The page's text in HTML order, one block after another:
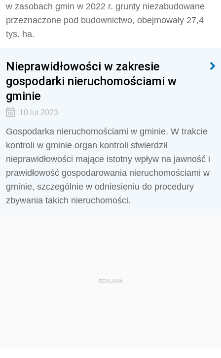
w zasobach gmin w 2022 r. grunty niezabudowane
przeznaczone pod budownictwo, obejmowały 27,4
tys. ha.
Nieprawidłowości w zakresie
gospodarki nieruchomościami w
gminie
10 lut 2023
Gospodarka nieruchomościami w gminie. W trakcie
kontroli w gminie organ kontroli stwierdził
nieprawidłowości mające istotny wpływ na jawność i
prawidłowość gospodarowania nieruchomościami w
gminie, szczególnie w odniesieniu do procedury
zbywania takich nieruchomości.
REKLAMA